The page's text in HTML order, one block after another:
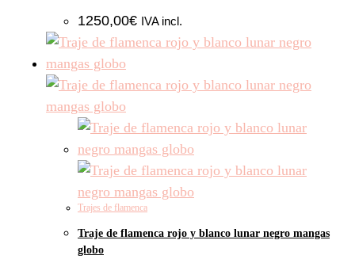
1250,00€ IVA incl.
Trajes de flamenca
Traje de flamenca rojo y blanco lunar negro mangas
globo